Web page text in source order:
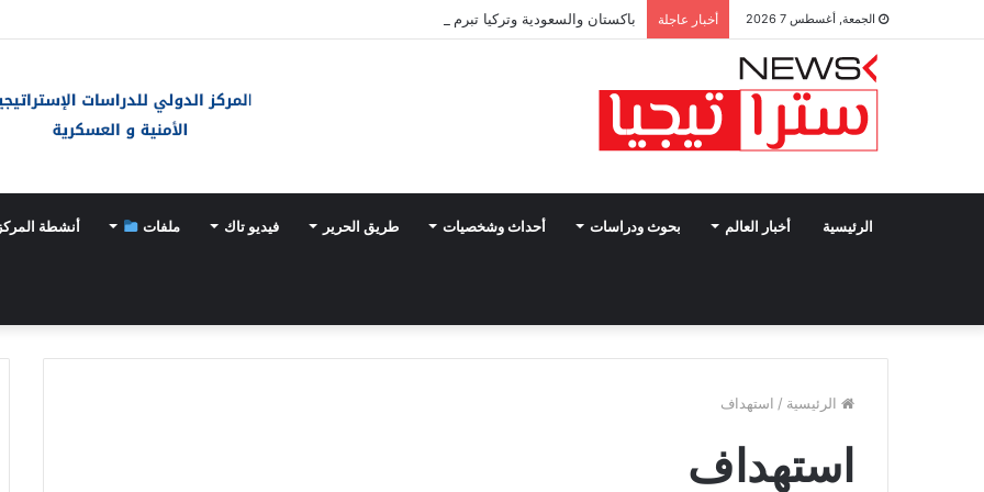
الجمعة, أغسطس 7 2026 أخبار عاجلة باكستان والسعودية وتركيا تبرم اتفاقية دفاع مشترك
الرئيسية أخبار العالم بحوث ودراسات أحداث وشخصيات طريق الحرير فيديو تاك ملفات أنشطة المركز
الرئيسية / استهداف
استهداف